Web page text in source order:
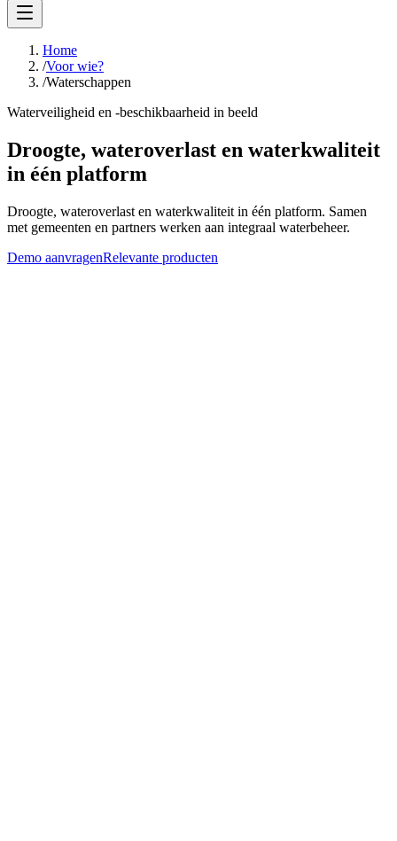
Home
/Voor wie?
/Waterschappen
Waterveiligheid en -beschikbaarheid in beeld
Droogte, wateroverlast en waterkwaliteit
in één platform
Droogte, wateroverlast en waterkwaliteit in één platform. Samen
met gemeenten en partners werken aan integraal waterbeheer.
Demo aanvragenRelevante producten